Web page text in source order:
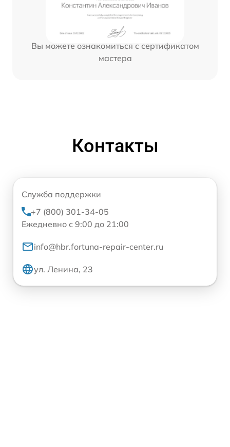
Вы можете ознакомиться с сертификатом
мастера
Контакты
Служба поддержки
+7 (800) 301-34-05
Ежедневно с 9:00 до 21:00
info@hbr.fortuna-repair-center.ru
ул. Ленина, 23